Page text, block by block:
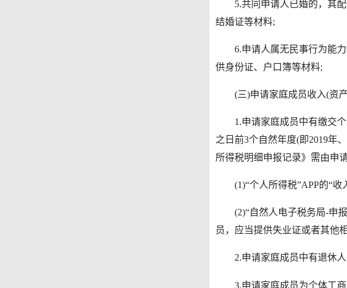
5.共同申请人已婚的，其配
结婚证等材料;
6.申请人属无民事行为能力
供身份证、户口簿等材料;
(三)申请家庭成员收入(资产
1.申请家庭成员中有缴交个
之日前3个自然年度(即2019年
所得税明细申报记录》需由申
(1)“个人所得税”APP的“收
(2)“自然人电子税务局-申报
员，应当提供失业证或者其他
2.申请家庭成员中有退休人
3.申请家庭成员为个体工商